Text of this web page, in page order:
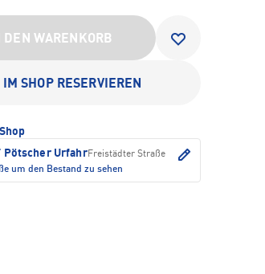
DEN WARENKORB
IM SHOP RESERVIEREN
Pötscher UrfahrFreistädter Straße
um den Bestand zu sehen